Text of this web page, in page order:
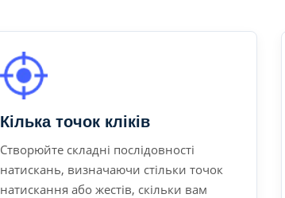
Кілька точок кліків
Створюйте складні послідовності
натискань, визначаючи стільки точок
натискання або жестів, скільки вам